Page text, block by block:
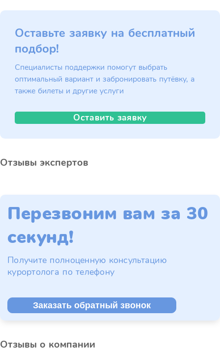
Оставьте заявку на бесплатный
подбор!
Специалисты поддержки помогут выбрать
оптимальный вариант и забронировать путёвку, а
также билеты и другие услуги
Оставить заявку
Отзывы экспертов
Перезвоним вам за 30
секунд!
Получите полноценную консультацию
курортолога по телефону
Заказать обратный звонок
Отзывы о компании